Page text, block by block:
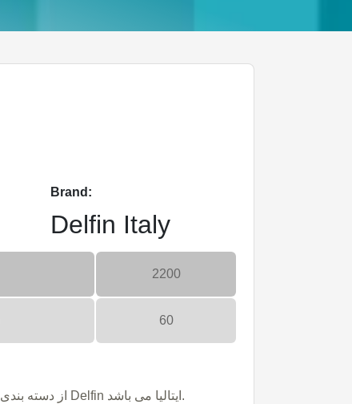
Brand:
Delfin Italy
2200
60
دستگاه W2 از دسته بندی مکنده صنعتی و برند Delfin ایتالیا می باشد.